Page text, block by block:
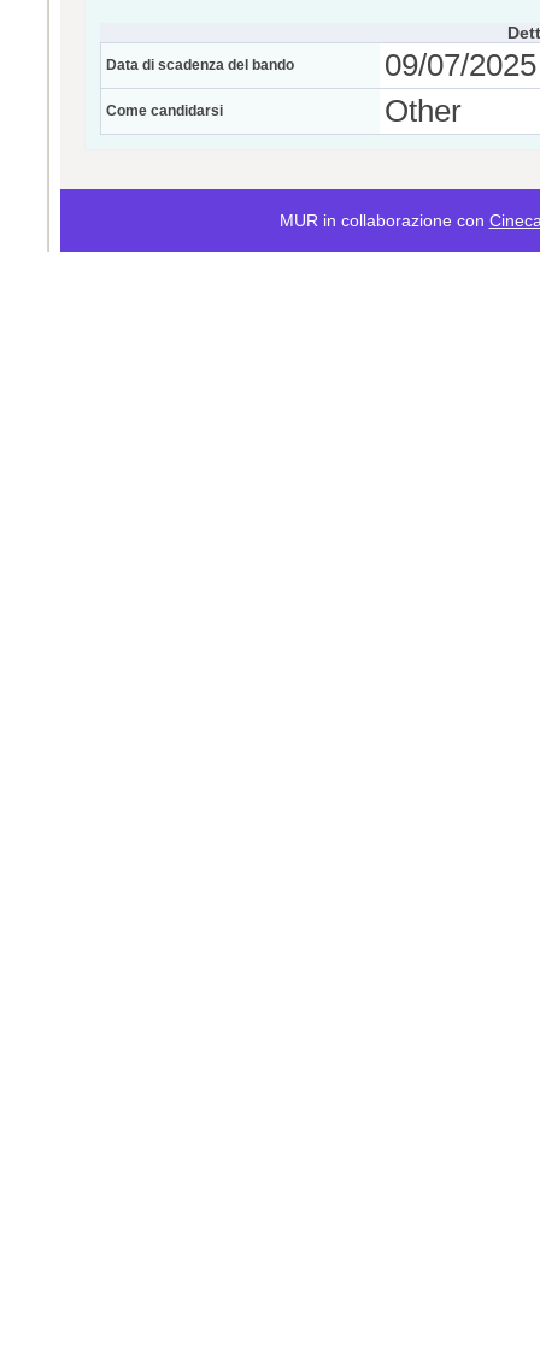
Data di scadenza del bando 09/07/
Come candidarsi Other
MUR in collaborazione con